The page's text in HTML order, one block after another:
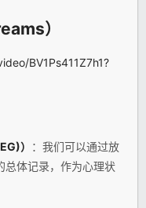
）
BV1Ps411Z7h1?
）
：我们可以通过放
总体记录，作为心理状